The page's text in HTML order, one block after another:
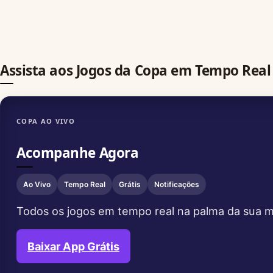
Assista aos Jogos da Copa em Tempo Real
COPA AO VIVO
Acompanhe Agora
Ao Vivo Tempo Real Grátis Notificações
Todos os jogos em tempo real na palma da sua
Baixar App Grátis